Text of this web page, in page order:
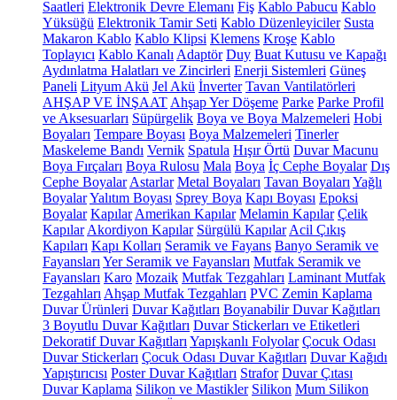
Saatleri Elektronik Devre Elemanı Fiş Kablo Pabucu Kablo
Yüksüğü Elektronik Tamir Seti Kablo Düzenleyiciler Susta
Makaron Kablo Kablo Klipsi Klemens Kroşe Kablo
Toplayıcı Kablo Kanalı Adaptör Duy Buat Kutusu ve Kapağı
Aydınlatma Halatları ve Zincirleri Enerji Sistemleri Güneş
Paneli Lityum Akü Jel Akü İnverter Tavan Vantilatörleri
AHŞAP VE İNŞAAT Ahşap Yer Döşeme Parke Parke Profil
ve Aksesuarları Süpürgelik Boya ve Boya Malzemeleri Hobi
Boyaları Tempare Boyası Boya Malzemeleri Tinerler
Maskeleme Bandı Vernik Spatula Hışır Örtü Duvar Macunu
Boya Fırçaları Boya Rulosu Mala Boya İç Cephe Boyalar Dış
Cephe Boyalar Astarlar Metal Boyaları Tavan Boyaları Yağlı
BoyalarYalıtım Boyası Sprey Boya Kapı Boyası Epoksi
Boyalar Kapılar Amerikan Kapılar Melamin Kapılar Çelik
Kapılar Akordiyon Kapılar Sürgülü Kapılar Acil Çıkış
Kapıları Kapı Kolları Seramik ve Fayans Banyo Seramik ve
Fayansları Yer Seramik ve Fayansları Mutfak Seramik ve
Fayansları Karo Mozaik Mutfak Tezgahları Laminant Mutfak
Tezgahları Ahşap Mutfak Tezgahları PVC Zemin Kaplama
Duvar Ürünleri Duvar Kağıtları Boyanabilir Duvar Kağıtları
3 Boyutlu Duvar Kağıtları Duvar Stickerları ve Etiketleri
Dekoratif Duvar Kağıtları Yapışkanlı Folyolar Çocuk Odası
Duvar Stickerları Çocuk Odası Duvar Kağıtları Duvar Kağıdı
Yapıştırıcısı Poster Duvar Kağıtları Strafor Duvar Çıtası
Duvar Kaplama Silikon ve Mastikler Silikon Mum Silikon